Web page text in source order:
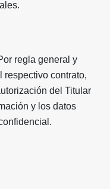
regla general y
respectivo contrato,
del Titular
y los datos